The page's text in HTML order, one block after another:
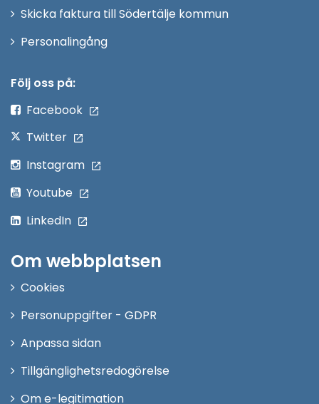
Skicka faktura till Södertälje kommun
PersonalingångÖppna
Följ oss på:
Facebook
Twitter
Instagram
Youtube
LinkedIn
Om webbplatsen
Cookies
Personuppgifter - GDPR
Anpassa sidan
Tillgänglighetsredogörelse
Om e-legitimation